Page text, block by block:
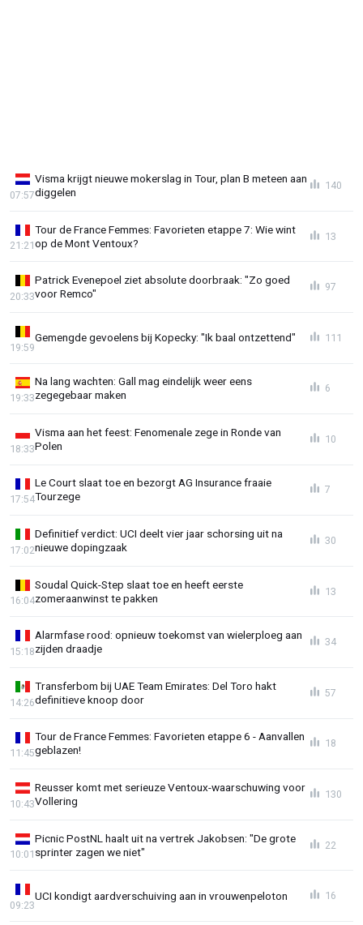
Visma krijgt nieuwe mokerslag in Tour, plan B meteen aan
diggelen
07:57
140
Tour de France Femmes: Favorieten etappe 7: Wie wint
op de Mont Ventoux?
21:21
13
Patrick Evenepoel ziet absolute doorbraak: "Zo goed
voor Remco"
20:33
97
Gemengde gevoelens bij Kopecky: "Ik baal ontzettend"
19:59
111
Na lang wachten: Gall mag eindelijk weer eens
zegegebaar maken
19:33
6
Visma aan het feest: Fenomenale zege in Ronde van
Polen
18:33
10
Le Court slaat toe en bezorgt AG Insurance fraaie
Tourzege
17:54
7
Definitief verdict: UCI deelt vier jaar schorsing uit na
nieuwe dopingzaak
17:02
30
Soudal Quick-Step slaat toe en heeft eerste
zomeraanwinst te pakken
16:04
13
Alarmfase rood: opnieuw toekomst van wielerploeg aan
zijden draadje
15:18
34
Transferbom bij UAE Team Emirates: Del Toro hakt
definitieve knoop door
14:26
57
Tour de France Femmes: Favorieten etappe 6 - Aanvallen
geblazen!
11:45
18
Reusser komt met serieuze Ventoux-waarschuwing voor
Vollering
10:43
130
Picnic PostNL haalt uit na vertrek Jakobsen: "De grote
sprinter zagen we niet"
10:01
22
UCI kondigt aardverschuiving aan in vrouwenpeloton
09:23
16